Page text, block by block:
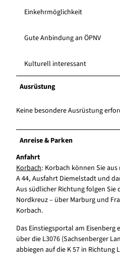
Einkehrmöglichkeit
Gute Anbindung an ÖPNV
Kulturell interessant
Ausrüstung
Keine besondere Ausrüstung
Anreise & Parken
Anfahrt
Korbach: Korbach können Sie
A 44, Ausfahrt Diemelstadt und
Aus südlicher Richtung folgen Sie
Nordkreuz – über Marburg und
Korbach.
Das Einstiegsportal am Eisenberg
über die L3076 (Sachsenberger
abbiegen auf die K 57 in Richtung